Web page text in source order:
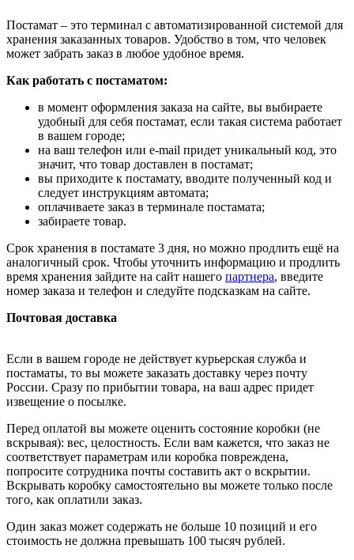
Постамат – это терминал с автоматизированной системой для
хранения заказанных товаров. Удобство в том, что человек
может забрать заказ в любое удобное время.
Как работать с постаматом:
в момент оформления заказа на сайте, вы выбираете
удобный для себя постамат, если такая система работает
в вашем городе;
на ваш телефон или e-mail придет уникальный код, это
значит, что товар доставлен в постамат;
вы приходите к постамату, вводите полученный код и
следует инструкциям автомата;
оплачиваете заказ в терминале постамата;
забираете товар.
Срок хранения в постамате 3 дня, но можно продлить ещё на
аналогичный срок. Чтобы уточнить информацию и продлить
время хранения зайдите на сайт нашего партнера, введите
номер заказа и телефон и следуйте подсказкам на сайте.
Почтовая доставка
Если в вашем городе не действует курьерская служба и
постаматы, то вы можете заказать доставку через почту
России. Сразу по прибытии товара, на ваш адрес придет
извещение о посылке.
Перед оплатой вы можете оценить состояние коробки (не
вскрывая): вес, целостность. Если вам кажется, что заказ не
соответствует параметрам или коробка повреждена,
попросите сотрудника почты составить акт о вскрытии.
Вскрывать коробку самостоятельно вы можете только после
того, как оплатили заказ.
Один заказ может содержать не больше 10 позиций и его
стоимость не должна превышать 100 тысяч рублей.